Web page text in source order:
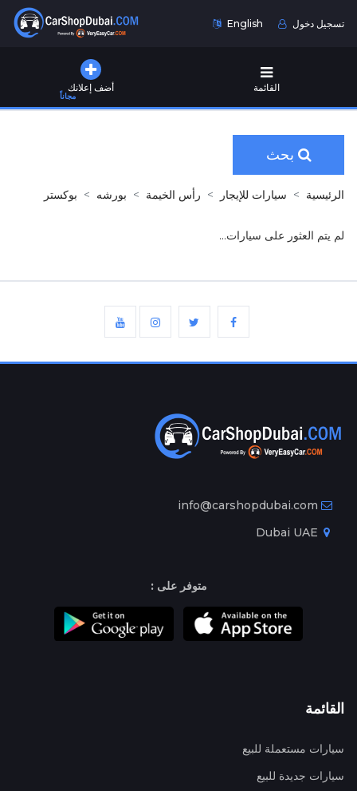
English تسجيل دخول
أضف إعلانك
مجاناً
القائمة
بحث
الرئيسية سيارات للإيجار رأس الخيمة بورشه بوكستر
لم يتم العثور على سيارات...
info@carshopdubai.com
متوفر على :
القائمة
سيارات مستعملة للبيع
سيارات جديدة للبيع